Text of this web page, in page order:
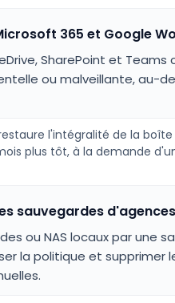
365 et Google
SharePoint et Teams
ou malveillante, au-
restaure l'intégralité de la
plus tôt, à la demande
sauvegardes d'agences
ou NAS locaux par une
la politique et supprimer